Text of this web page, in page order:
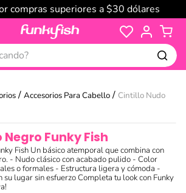
compras superiores a $30 dólares
Accesorios Para Cabello
Cintillo Nudo
Funky Fish
Fish Un básico atemporal que combina con
- Nudo clásico con acabado pulido - Color
o formales - Estructura ligera y cómoda -
su lugar sin esfuerzo Completa tu look con Funky